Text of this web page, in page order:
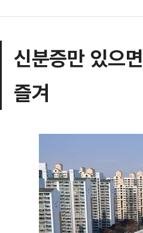
신분증만 있으
즐겨